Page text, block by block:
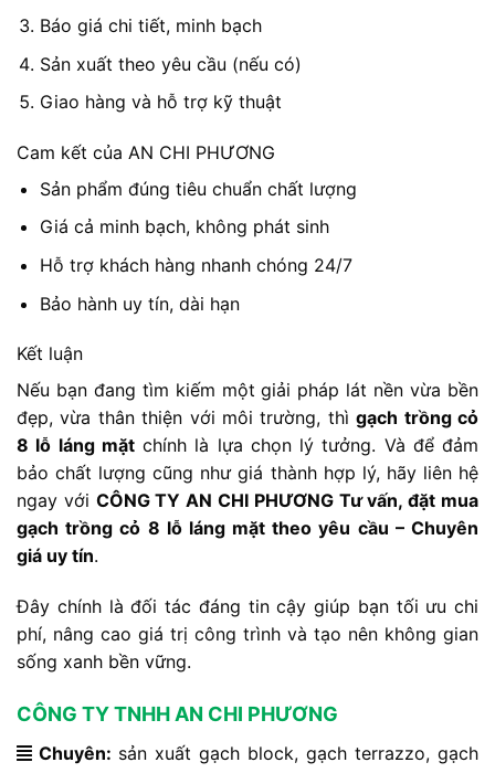
Báo giá chi tiết, minh bạch
Sản xuất theo yêu cầu (nếu có)
Giao hàng và hỗ trợ kỹ thuật
Cam kết của AN CHI PHƯƠNG
Sản phẩm đúng tiêu chuẩn chất lượng
Giá cả minh bạch, không phát sinh
Hỗ trợ khách hàng nhanh chóng 24/7
Bảo hành uy tín, dài hạn
Kết luận
Nếu bạn đang tìm kiếm một giải pháp lát nền vừa bền
đẹp, vừa thân thiện với môi trường, thìgạch trồng cỏ
8 lỗ láng mặtchính là lựa chọn lý tưởng. Và để đảm
bảo chất lượng cũng như giá thành hợp lý, hãy liên hệ
ngay với CÔNG TY AN CHI PHƯƠNG Tư vấn, đặt mua
gạch trồng cỏ 8 lỗ láng mặt theo yêu cầu – Chuyên
giá uy tín.
Đây chính là đối tác đáng tin cậy giúp bạn tối ưu chi
phí, nâng cao giá trị công trình và tạo nên không gian
sống xanh bền vững.
CÔNG TY TNHH AN CHI PHƯƠNG
Chuyên: sản xuất gạch block, gạch terrazzo, gạch